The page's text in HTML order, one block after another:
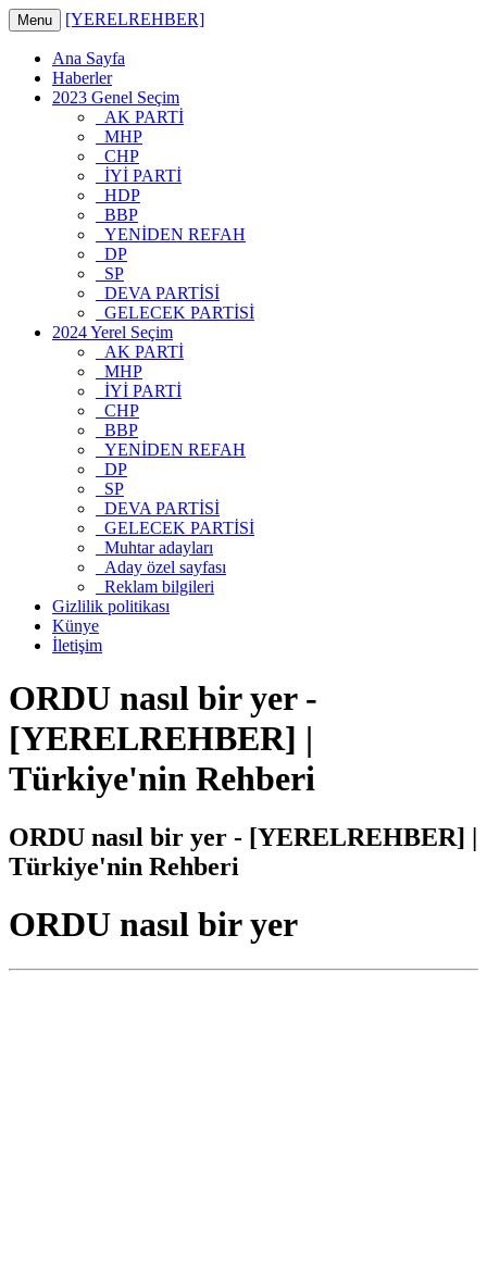
Menu [YERELREHBER]
Ana Sayfa
Haberler
2023 Genel Seçim
AK PARTİ
MHP
CHP
İYİ PARTİ
HDP
BBP
YENİDEN REFAH
DP
SP
DEVA PARTİSİ
GELECEK PARTİSİ
2024 Yerel Seçim
AK PARTİ
MHP
İYİ PARTİ
CHP
BBP
YENİDEN REFAH
DP
SP
DEVA PARTİSİ
GELECEK PARTİSİ
Muhtar adayları
Aday özel sayfası
Reklam bilgileri
Gizlilik politikası
Künye
İletişim
ORDU nasıl bir yer -
[YERELREHBER] |
Türkiye'nin Rehberi
ORDU nasıl bir yer - [YERELREHBER] |
Türkiye'nin Rehberi
ORDU nasıl bir yer